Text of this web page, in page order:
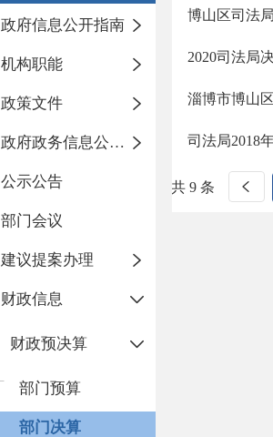
政府信息公开指南
机构职能
政策文件
政府政务信息公开目录
公示公告
部门会议
建议提案办理
财政信息
财政预决算
部门预算
部门决算
博山区司法
2020司法局
淄博市博山
司法局2018
共 9 条